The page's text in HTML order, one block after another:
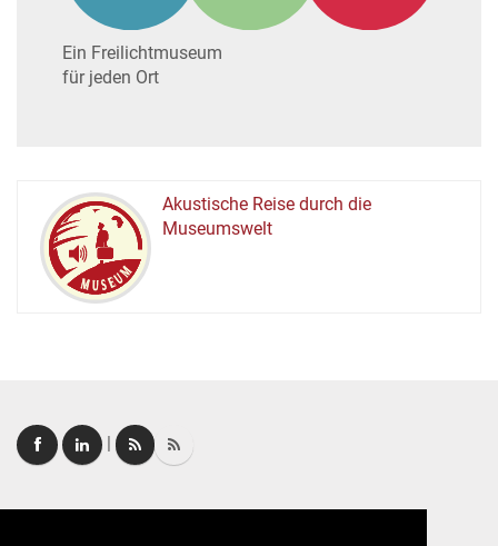
Ein Freilichtmuseum
für jeden Ort
MUSEUM
Akustische Reise durch die
Museumswelt